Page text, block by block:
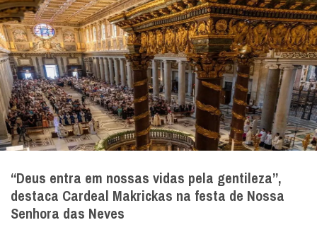
“Deus entra em nossas vidas pela gentileza”,
destaca Cardeal Makrickas na festa de Nossa
Senhora das Neves